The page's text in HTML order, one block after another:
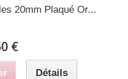
20mm Plaqué Or...
€
Détails